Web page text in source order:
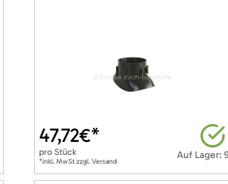
Auf Lager: 9
47,72€*
pro Stück
*inkl. MwSt zzgl. Versand